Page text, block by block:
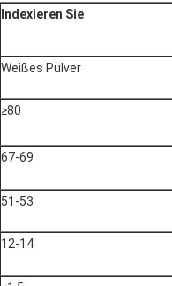
Indexieren Sie
Weißes Pulver
≥80
67-69
51-53
12-14